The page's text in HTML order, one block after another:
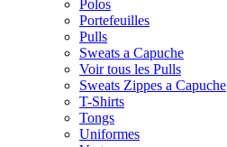
Polos
Portefeuilles
Pulls
Sweats a Capuche
Voir tous les Pulls
Sweats Zippes a Capuche
T-Shirts
Tongs
Uniformes